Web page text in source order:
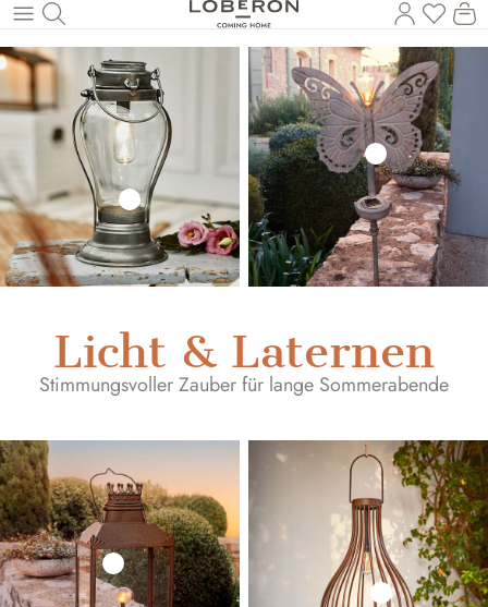
Zum Hauptinhalt springen
Du
Licht & Laternen
Stimmungsvoller Zauber für lange Sommerabende